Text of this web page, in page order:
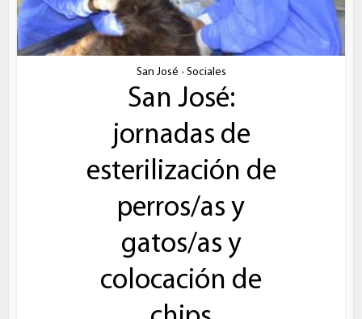
San José • Sociales
San José:
jornadas de
esterilización de
perros/as y
gatos/as y
colocación de